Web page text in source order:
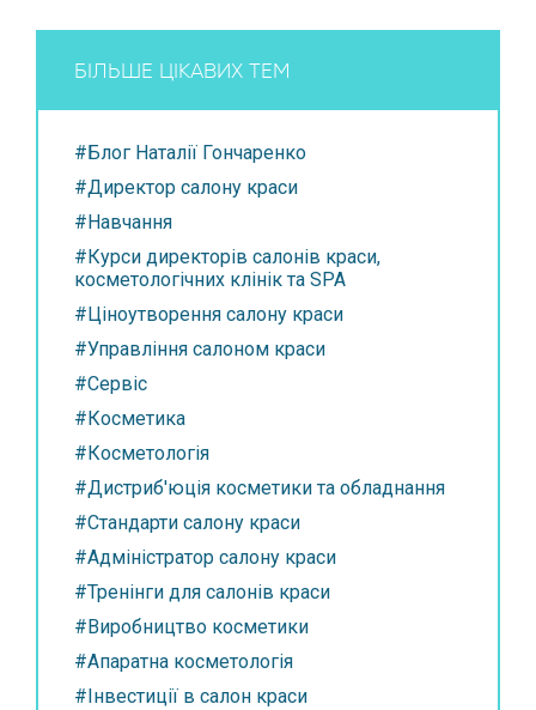
БІЛЬШЕ ЦІКАВИХ ТЕМ
#Блог Наталії Гончаренко
#Директор салону краси
#Навчання
#Курси директорів салонів краси,
косметологічних клінік та SPA
#Ціноутворення салону краси
#Управління салоном краси
#Сервіс
#Косметика
#Косметологія
#Дистриб'юція косметики та обладнання
#Стандарти салону краси
#Адміністратор салону краси
#Тренінги для салонів краси
#Виробництво косметики
#Апаратна косметологія
#Інвестиції в салон краси